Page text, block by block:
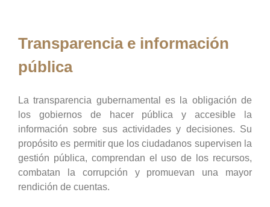
Transparencia e información
pública
La transparencia gubernamental es la obligación de
los gobiernos de hacer pública y accesible la
información sobre sus actividades y decisiones. Su
propósito es permitir que los ciudadanos supervisen la
gestión pública, comprendan el uso de los recursos,
combatan la corrupción y promuevan una mayor
rendición de cuentas.